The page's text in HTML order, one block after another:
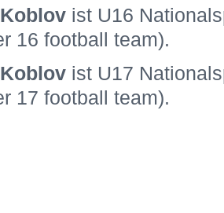
ist U16
16 football team).
ist U17
17 football team).